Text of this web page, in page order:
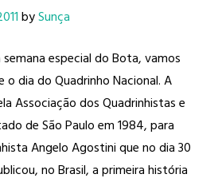
bySunça
especial do Bota, vamos
dia do Quadrinho Nacional. A
Associação dos Quadrinhistas e
de São Paulo em 1984, para
Angelo Agostini que no dia 30
no Brasil, a primeira história